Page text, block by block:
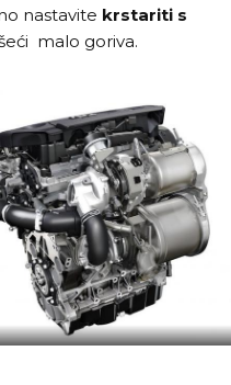
nastavite krstariti s
malo goriva.